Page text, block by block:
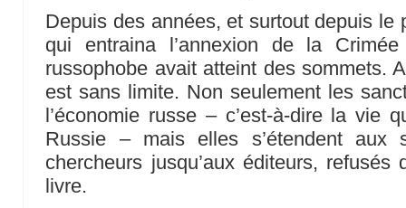
Depuis des années, et surtout depuis le
qui entraina l’annexion de la
russophobe avait atteint des sommets.
est sans limite. Non seulement les
l’économie russe – c’est-à-dire la vie
Russie – mais elles s’étendent aux
chercheurs jusqu’aux éditeurs,
livre.